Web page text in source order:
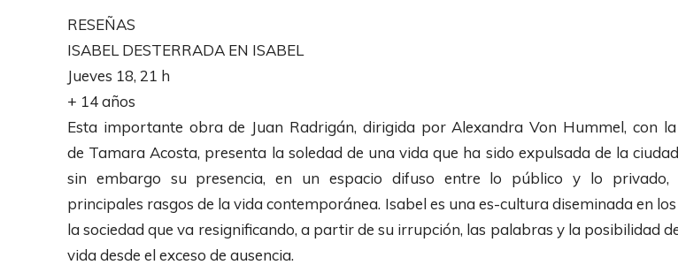
RESEÑAS
ISABEL DESTERRADA EN ISABEL
Jueves 18, 21 h
+ 14 años
Esta importante obra de Juan Radrigán, dirigida por Alexandra Von Hummel, con
de Tamara Acosta, presenta la soledad de una vida que ha sido expulsada de la
sin embargo su presencia, en un espacio difuso entre lo público y lo privado,
principales rasgos de la vida contemporánea. Isabel es una es-cultura diseminada en
la sociedad que va resignificando, a partir de su irrupción, las palabras y la posibilidad
vida desde el exceso de ausencia.